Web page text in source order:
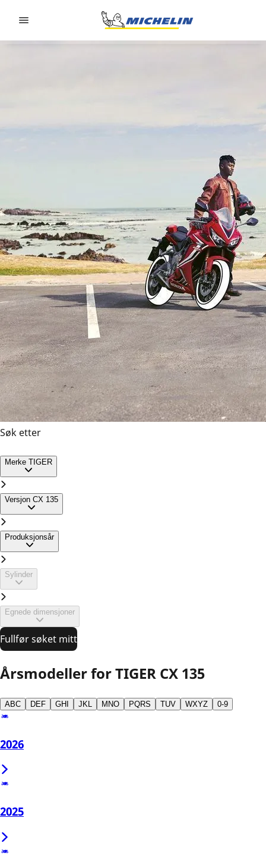
Søk etter
Merke TIGER
Versjon CX 135
Produksjonsår
Sylinder
Egnede dimensjoner
Fullfør søket mitt
Årsmodeller for TIGER CX 135
ABC DEF GHI JKL MNO PQRS TUV WXYZ 0-9
2026
2025